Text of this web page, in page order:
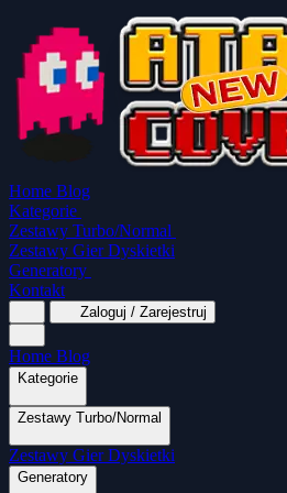
Home Blog
Kategorie
Zestawy Turbo/Normal
Zestawy Gier Dyskietki
Generatory
Kontakt
Zaloguj / Zarejestruj
Home Blog
Kategorie
Wszystkie kategorie
Zestawy Turbo/Normal
MapaSoft Turbo ROM SparkTurbo 2000
Mina Grubcio Normal
Zestawy Gier Dyskietki
Generatory